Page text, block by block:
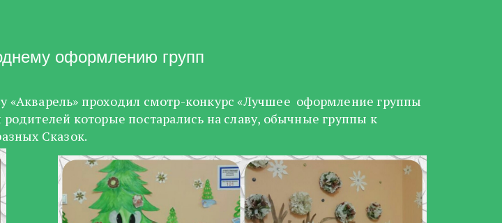
оформлению групп
«Акварель» проходил смотр-конкурс «Лучшее оформление группы
которые постарались на славу, обычные группы к
Сказок.